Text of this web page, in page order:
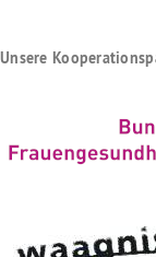
Unsere